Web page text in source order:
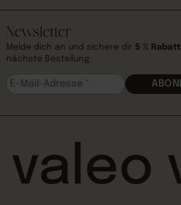
Newsletter
Melde dich an und sichere dir 5 % Rabatt
nächste Bestellung.